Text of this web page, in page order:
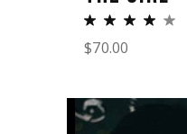
$70.00